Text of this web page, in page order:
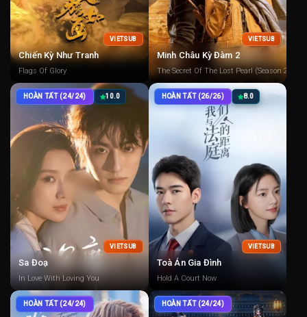
VIETSUB
Chiến Kỳ Như Tranh
Flags Of Glory
VIETSUB
Minh Châu Kỳ Đàm 2
The Secret Of The Lost Pearl (Season 2)
HOÀN TẤT (24/24) 10.0
VIETSUB
Sa Đoạ
In Love With Loving You
HOÀN TẤT (26/26) 8.0
VIETSUB
Toà Án Gia Đình
Hold A Court Now
HOÀN TẤT (24/24) HOÀN TẤT (24/24)